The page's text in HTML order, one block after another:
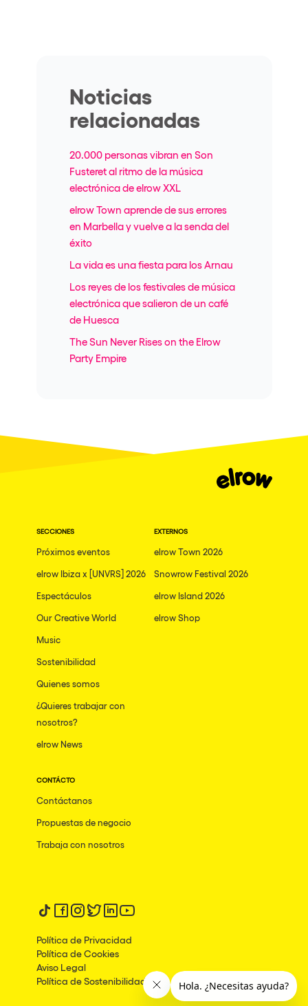
Noticias
relacionadas
20.000 personas vibran en Son
Fusteret al ritmo de la música
electrónica de elrow XXL
elrow Town aprende de sus errores
en Marbella y vuelve a la senda del
éxito
La vida es una fiesta para los Arnau
Los reyes de los festivales de música
electrónica que salieron de un café
de Huesca
The Sun Never Rises on the Elrow
Party Empire
SECCIONES
Próximos eventos
elrow Ibiza x [UNVRS] 2026
Espectáculos
Our Creative World
Music
Sostenibilidad
Quienes somos
¿Quieres trabajar con
nosotros?
elrow News
EXTERNOS
elrow Town 2026
Snowrow Festival 2026
elrow Island 2026
elrow Shop
CONTÁCTO
Contáctanos
Propuestas de negocio
Trabaja con nosotros
Síguenos en tiktok
Síguenos en facebook
Síguenos en instagram
Síguenos en twitter
Síguenos en linkedin
Síguenos en youtube
Política de Privacidad
Política de Cookies
Aviso Legal
Política de Sostenibilidad